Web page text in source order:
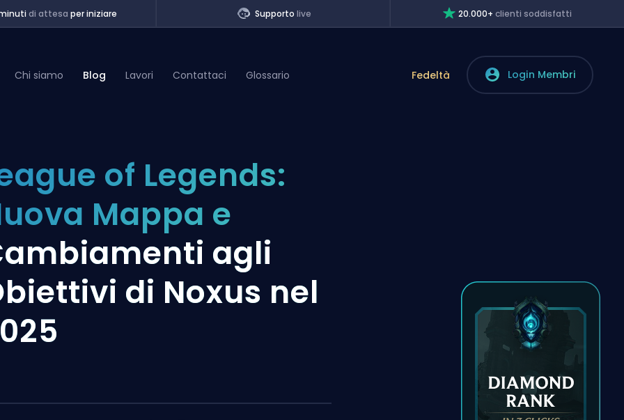
di attesa per iniziare Supporto live 20.000+clienti soddisfatti
Chi siamo Blog Lavori Contattaci Glossario Fedeltà Login Membri
of Legends:
Mappa e
agli
di Noxus nel